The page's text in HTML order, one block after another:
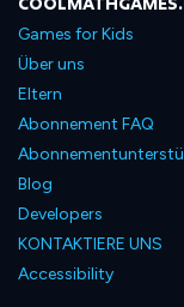
Games for Kids
Über uns
Eltern
Abonnement FAQ
Blog
Developers
KONTAKTIERE UNS
Accessibility